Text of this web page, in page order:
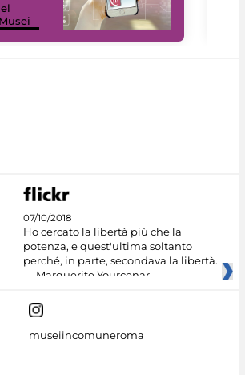
07/10/2018
Ho cercato la libertà più che la
potenza, e quest'ultima soltanto
perché, in parte, secondava la libertà.
— Marguerite Yourcenar
museiincomuneroma